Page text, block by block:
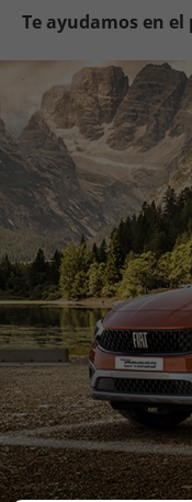
Te ayudamos en